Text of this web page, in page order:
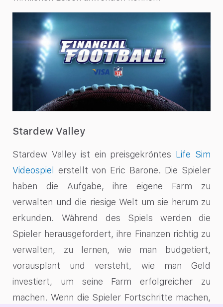
Stardew Valley
Stardew Valley ist ein preisgekröntes Life Sim
Videospiel erstellt von Eric Barone. Die Spieler
haben die Aufgabe, ihre eigene Farm zu
verwalten und die riesige Welt um sie herum zu
erkunden. Während des Spiels werden die
Spieler herausgefordert, ihre Finanzen richtig zu
verwalten, zu lernen, wie man budgetiert,
vorausplant und versteht, wie man Geld
investiert, um seine Farm erfolgreicher zu
machen. Wenn die Spieler Fortschritte machen,